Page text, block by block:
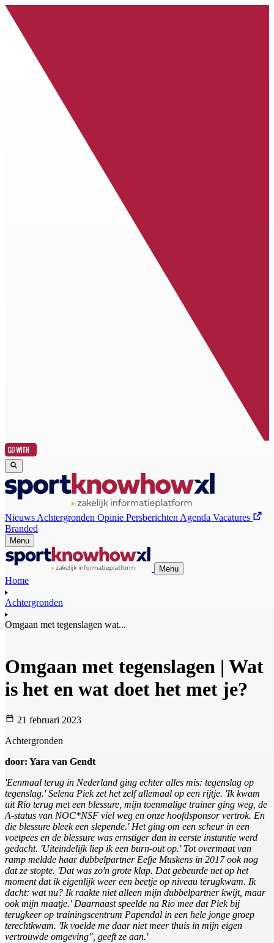
Nieuws Achtergronden Opinie Persberichten Agenda Vacatures
Branded
Menu
Menu
Home
Achtergronden
Omgaan met tegenslagen wat...
Omgaan met tegenslagen | Wat
is het en wat doet het met je?
21 februari 2023
Achtergronden
door: Yara van Gendt
'Eenmaal terug in Nederland ging echter alles mis: tegenslag op
tegenslag.' Selena Piek zet het zelf allemaal op een rijtje. 'Ik kwam
uit Rio terug met een blessure, mijn toenmalige trainer ging weg, de
A-status van NOC*NSF viel weg en onze hoofdsponsor vertrok. En
die blessure bleek een slepende.' Het ging om een scheur in een
voetpees en de blessure was ernstiger dan in eerste instantie werd
gedacht. 'Uiteindelijk liep ik een burn-out op.' Tot overmaat van
ramp meldde haar dubbelpartner Eefje Muskens in 2017 ook nog
dat ze stopte. 'Dat was zo'n grote klap. Dat gebeurde net op het
moment dat ik eigenlijk weer een beetje op niveau terugkwam. Ik
dacht: wat nu? Ik raakte niet alleen mijn dubbelpartner kwijt, maar
ook mijn maatje.' Daarnaast speelde na Rio mee dat Piek bij
terugkeer op trainingscentrum Papendal in een hele jonge groep
terechtkwam. 'Ik voelde me daar niet meer thuis in mijn eigen
vertrouwde omgeving", geeft ze aan.'